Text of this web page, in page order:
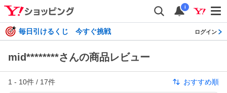
i
毎日引けるくじ 今すぐ挑戦 ログイン
mid********さんの商品レビュー
1 - 10件 / 17件 おすすめ順